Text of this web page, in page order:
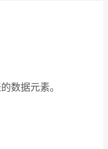
数据元素。